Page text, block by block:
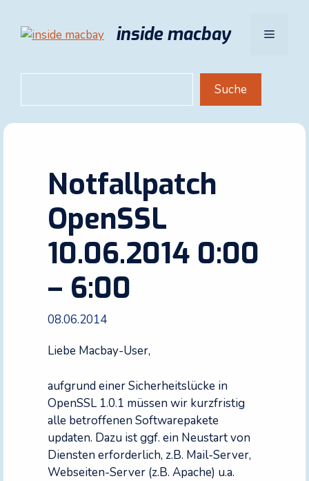
Inhalt
springen
inside macbay Menü
Suche
Notfallpatch
OpenSSL
10.06.2014 0:00
– 6:00
08.06.2014
Liebe Macbay-User,
aufgrund einer Sicherheitslücke in
OpenSSL 1.0.1 müssen wir kurzfristig
alle betroffenen Softwarepakete
updaten. Dazu ist ggf. ein Neustart von
Diensten erforderlich, z.B. Mail-Server,
Webseiten-Server (z.B. Apache) u.a.